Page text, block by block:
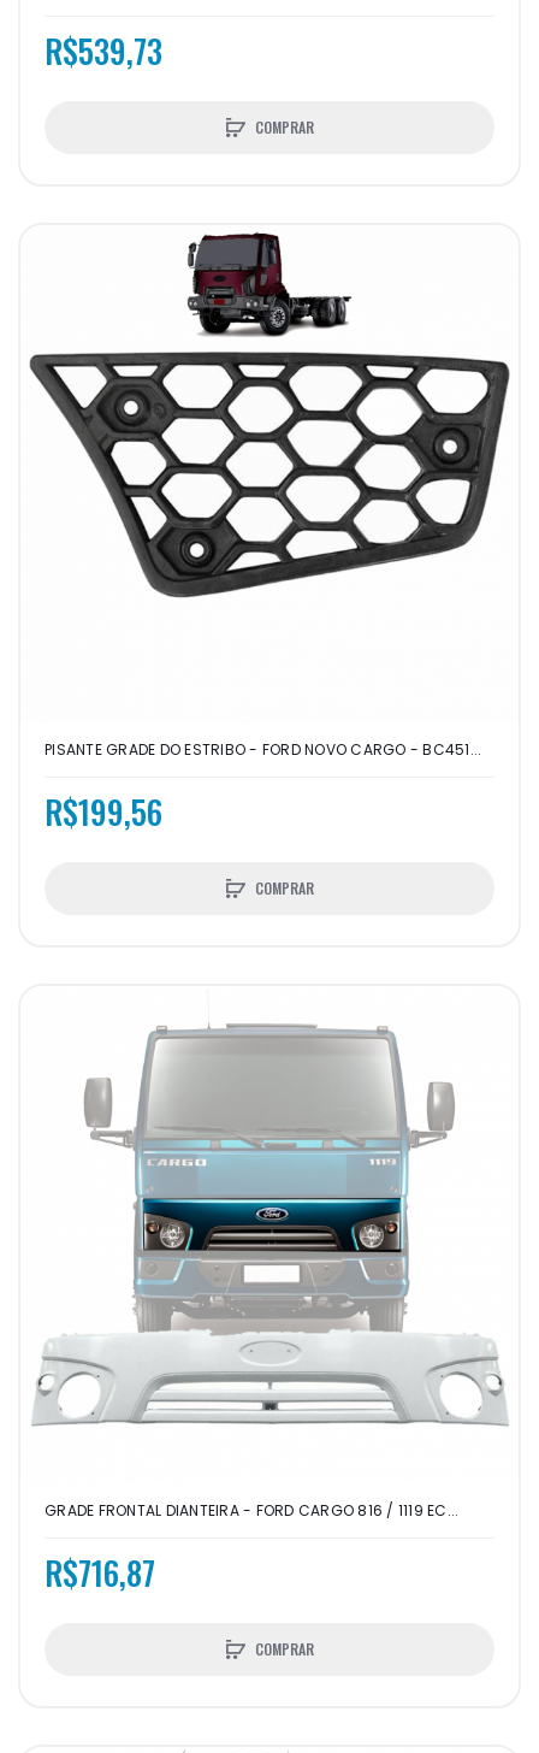
R$539,73
COMPRAR
PISANTE GRADE DO ESTRIBO - FORD NOVO CARGO - BC451...
R$199,56
COMPRAR
GRADE FRONTAL DIANTEIRA - FORD CARGO 816 / 1119 EC...
R$716,87
COMPRAR